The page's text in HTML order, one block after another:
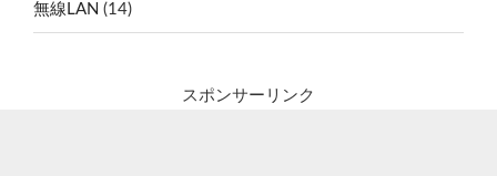
無線LAN (14)
スポンサーリンク